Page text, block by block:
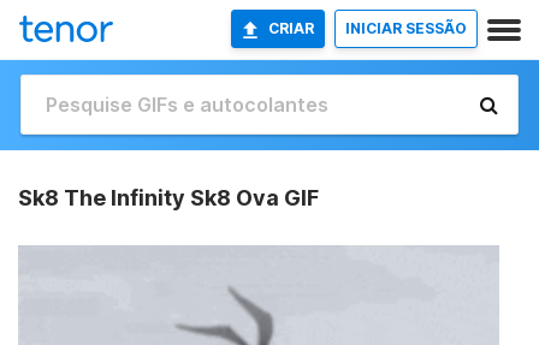
CRIAR INICIAR SESSÃO
Sk8 The Infinity Sk8 Ova GIF